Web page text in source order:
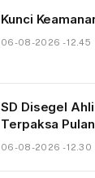
Kunci
06-08-2026 - 12.45
SD Disegel
Terpaksa
06-08-2026 - 12.30